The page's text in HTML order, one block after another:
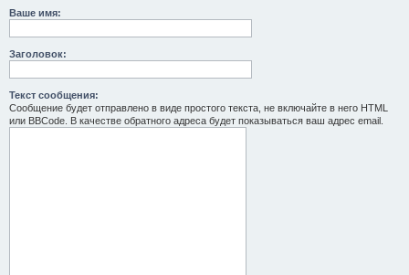
Ваше имя:
Заголовок:
Текст сообщения:
Сообщение будет отправлено в виде простого текста, не включайте в него HTML
или BBCode. В качестве обратного адреса будет показываться ваш адрес email.